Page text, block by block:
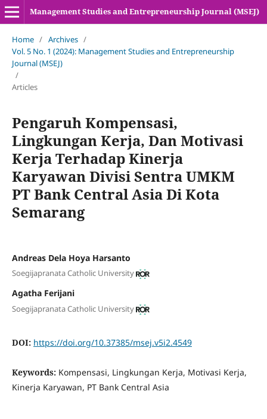
Management Studies and Entrepreneurship Journal (MSEJ)
Home / Archives /
Vol. 5 No. 1 (2024): Management Studies and Entrepreneurship
Journal (MSEJ)
/
Articles
Pengaruh Kompensasi,
Lingkungan Kerja, Dan Motivasi
Kerja Terhadap Kinerja
Karyawan Divisi Sentra UMKM
PT Bank Central Asia Di Kota
Semarang
Andreas Dela Hoya Harsanto
Soegijapranata Catholic University
Agatha Ferijani
Soegijapranata Catholic University
DOI: https://doi.org/10.37385/msej.v5i2.4549
Keywords: Kompensasi, Lingkungan Kerja, Motivasi Kerja,
Kinerja Karyawan, PT Bank Central Asia